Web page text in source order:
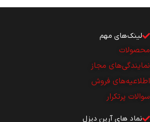
لینک‌های مهم
محصولات
نمایندگی‌های مجاز
اطلاعیه‌های فروش
سوالات پرتکرار
نماد های آرین دیزل